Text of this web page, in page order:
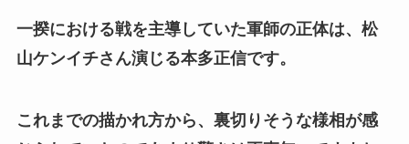
一揆における戦を主導していた軍師の正体は、松
山ケンイチさん演じる本多正信です。
これまでの描かれ方から、裏切りそうな様相が感